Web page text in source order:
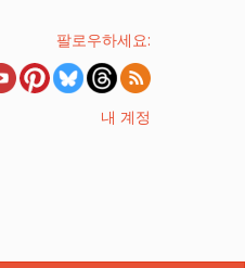
팔로우하세요:
내 계정